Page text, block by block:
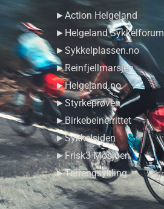
►Action Helgeland
►Helgeland Sykkelforum
►Sykkelplassen.no
►Reinfjellmarsjen
►Helgeland.no
►Styrkeprøven
►Birkebeinerrittet
►Sykkelsiden
►Frisk3 Mosjøen
►Terrengsykling